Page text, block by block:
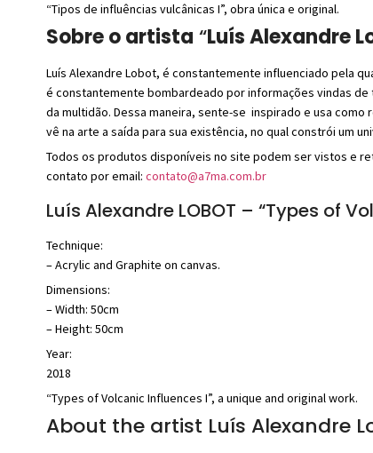
“Tipos de influências vulcânicas I”, obra única e original.
Sobre o artista “Luís Alexandre
Luís Alexandre Lobot, é constantemente influenciado pela
é constantemente bombardeado por informações vindas
da multidão. Dessa maneira, sente-se inspirado e usa
vê na arte a saída para sua existência, no qual constrói um
Todos os produtos disponíveis no site podem ser vistos e
contato por email: contato@a7ma.com.br
Luís Alexandre LOBOT – “Types of
Technique:
– Acrylic and Graphite on canvas.
Dimensions:
– Width: 50cm
– Height: 50cm
Year:
2018
“Types of Volcanic Influences I”, a unique and original work.
About the artist Luís Alexandre